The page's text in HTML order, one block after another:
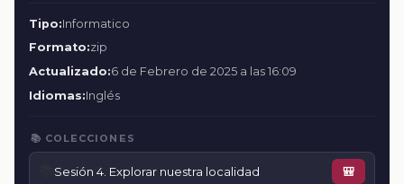
Tipo:Informatico
Formato:zip
Actualizado:6 de Febrero de 2025 a las 16:09
Idiomas:Inglés
📚 COLECCIONES
Sesión 4. Explorar nuestra localidad 🎒